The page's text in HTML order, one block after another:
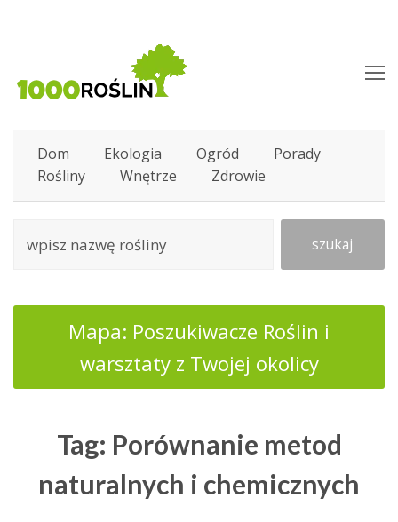
Dom Ekologia Ogród
Porady
Rośliny
Wnętrze Zdrowie
szukaj
Mapa: Poszukiwacze Roślin i
warsztaty z Twojej okolicy
Tag: Porównanie metod
naturalnych i chemicznych